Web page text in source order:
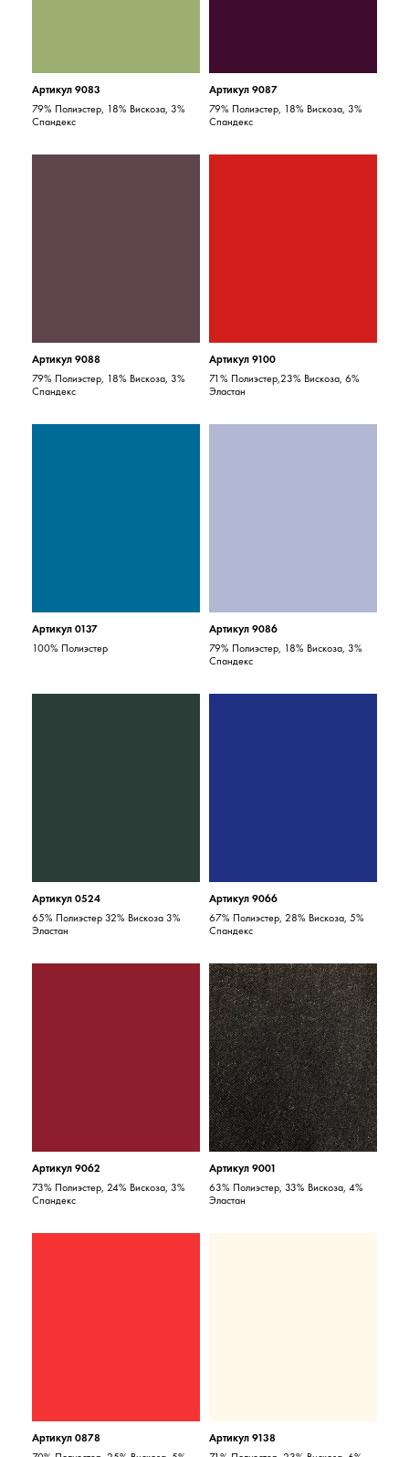
Артикул 9083
79% Полиэстер, 18% Вискоза, 3%
Спандекс
Артикул 9087
79% Полиэстер, 18% Вискоза, 3%
Спандекс
Артикул 9088
79% Полиэстер, 18% Вискоза, 3%
Спандекс
Артикул 9100
71% Полиэстер,23% Вискоза, 6%
Эластан
Артикул 0137
100% Полиэстер
Артикул 9086
79% Полиэстер, 18% Вискоза, 3%
Спандекс
Артикул 0524
65% Полиэстер 32% Вискоза 3%
Эластан
Артикул 9066
67% Полиэстер, 28% Вискоза, 5%
Спандекс
Артикул 9062
73% Полиэстер, 24% Вискоза, 3%
Спандекс
Артикул 9001
63% Полиэстер, 33% Вискоза, 4%
Эластан
Артикул 0878
Артикул 9138